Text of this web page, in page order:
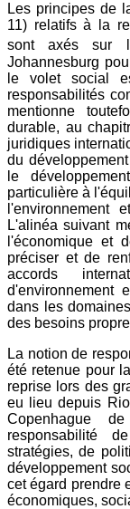
Les principes de
11) relatifs à la
sont axés sur
Johannesburg
le volet social
responsabilités
mentionne
durable, au
juridiques
du
le
particulière à
l'environnement
L'alinéa suivant
l'économique et
préciser et de
accords
d'environnement
dans les
des besoins
La notion de
été retenue pour
reprise lors des
eu lieu depuis
Copenhague
responsabilité
stratégies, de
développement
cet égard prendre
économiques,